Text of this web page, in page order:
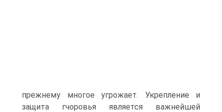
прежнему многое угрожает. Укрепление и
защита гчоровья является важнейшей